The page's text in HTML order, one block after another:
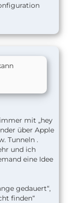
mit „hey
über Apple
Tunneln .
und ich
eine Idee
gedauert“,
finden“